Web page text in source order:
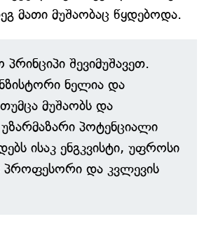
მათი მუშაობაც წყდებოდა.
შევიმუშავეთ.
ნელია და
მუშაობს და
უზარმაზარი პოტენციალი
ისაკ ენგკვისტი, უფროსი
პროფესორი და კვლევის